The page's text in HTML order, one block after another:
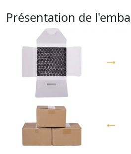
Présentation de